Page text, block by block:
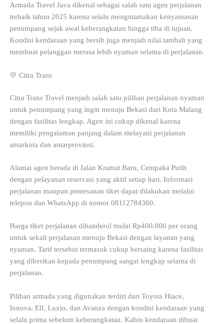
Armada Travel Java dikenal sebagai salah satu agen perjalanan
terbaik tahun 2025 karena selalu mengutamakan kenyamanan
penumpang sejak awal keberangkatan hingga tiba di tujuan.
Kondisi kendaraan yang bersih juga menjadi nilai tambah yang
membuat pelanggan merasa lebih nyaman selama di perjalanan.
💛 Citra Trans
Citra Trans Travel menjadi salah satu pilihan perjalanan nyaman
untuk penumpang yang ingin menuju Bekasi dari Kota Malang
dengan fasilitas lengkap. Agen ini cukup dikenal karena
memiliki pengalaman panjang dalam melayani perjalanan
antarkota dan antarprovinsi.
Alamat agen berada di Jalan Kramat Baru, Cempaka Putih
dengan pelayanan reservasi yang aktif setiap hari. Informasi
perjalanan maupun pemesanan tiket dapat dilakukan melalui
telepon dan WhatsApp di nomor 08112784360.
Harga tiket perjalanan dibanderol mulai Rp400.000 per orang
untuk sekali perjalanan menuju Bekasi dengan layanan yang
nyaman. Tarif tersebut termasuk cukup bersaing karena fasilitas
yang diberikan kepada penumpang sangat lengkap selama di
perjalanan.
Pilihan armada yang digunakan terdiri dari Toyota Hiace,
Innova, Elf, Luxio, dan Avanza dengan kondisi kendaraan yang
selalu prima sebelum keberangkatan. Kabin kendaraan dibuat